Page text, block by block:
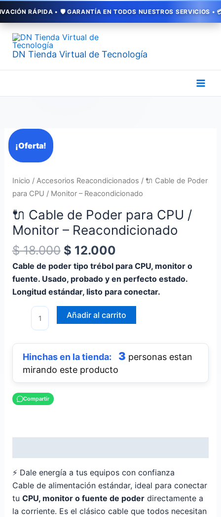
• 🛡️ GARANTÍA EN TODOS NUESTROS SERVICIOS
contenido
DN Tienda Virtual de Tecnología
¡Oferta!
Inicio / Accesorios Reacondicionados / 🔌 Cable de Poder
para CPU / Monitor – Reacondicionado
🔌 Cable de Poder para CPU /
Monitor – Reacondicionado
$18.000
era:
$ 18.000.
$ 12.000
es:
$ 12.000.
Cable de poder tipo trébol para CPU, monitor o
fuente. Usado, probado y en perfecto estado.
Longitud estándar, listo para conectar.
Cable
de
Poder
para
/
Monitor
Reacondicionado
cantidad
Añadir al carrito
3 personas estan
mirando este producto
Compartir
⚡ Dale energía a tus equipos con confianza
Cable de alimentación estándar, ideal para conectar
tu CPU, monitor o fuente de poderdirectamente a
la corriente. Es el clásico cable que todos necesitan